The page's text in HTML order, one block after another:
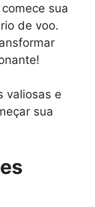
sua
de voo.
valiosas e
sua